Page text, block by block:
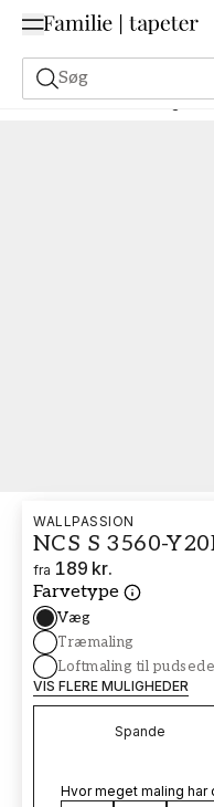
Søg
Malerfarve Bestilling
WALLPASSION
NCS S 3560-
fra 189 kr.
Farvetype
Væg
Træmaling
Loftmaling til
VIS FLERE MULIGHEDER
Spande
Hvor meget maling har